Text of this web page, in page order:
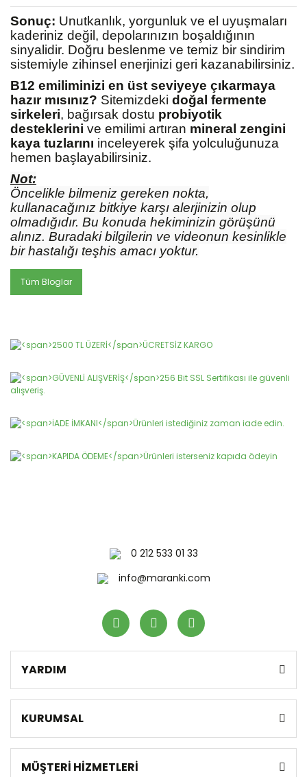
Sonuç: Unutkanlık, yorgunluk ve el uyuşmaları
kaderiniz değil, depolarınızın boşaldığının
sinyalidir. Doğru beslenme ve temiz bir sindirim
sistemiyle zihinsel enerjinizi geri kazanabilirsiniz.
B12 emiliminizi en üst seviyeye çıkarmaya
hazır mısınız? Sitemizdeki doğal fermente
sirkeleri, bağırsak dostu probiyotik
desteklerini ve emilimi artıran mineral zengini
kaya tuzlarını inceleyerek şifa yolculuğunuza
hemen başlayabilirsiniz.
Not:
Öncelikle bilmeniz gereken nokta,
kullanacağınız bitkiye karşı alerjinizin olup
olmadığıdır. Bu konuda hekiminizin görüşünü
alınız. Buradaki bilgilerin ve videonun kesinlikle
bir hastalığı teşhis amacı yoktur.
Tüm Bloglar
0 212 533 01 33
info@maranki.com
YARDIM
KURUMSAL
MÜŞTERİ HİZMETLERİ